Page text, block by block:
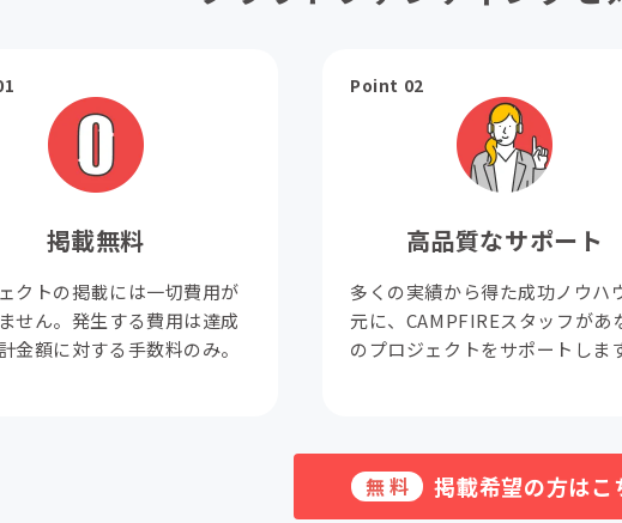
掲載無料
クトの掲載には一切費用が
せん。発生する費用は達成
金額に対する手数料のみ。
Point 02
高品質なサポート
多くの実績から得た成功ノウハ
元に、CAMPFIREスタッフがあ
のプロジェクトをサポートしま
無料 掲載希望の方はこ